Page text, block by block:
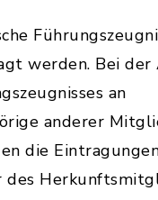
werden. Bei
an
anderer
die
des